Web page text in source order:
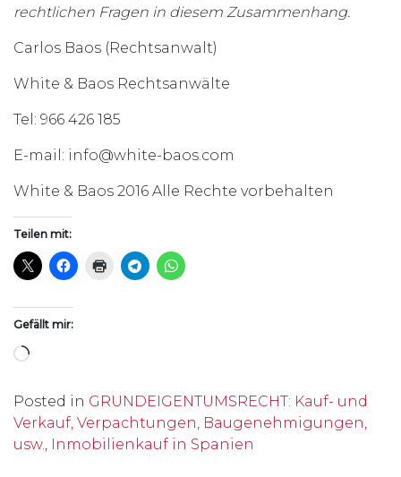
rechtlichen Fragen in diesem Zusammenhang.
Carlos Baos (Rechtsanwalt)
White & Baos Rechtsanwälte
Tel: 966 426 185
E-mail: info@white-baos.com
White & Baos 2016 Alle Rechte vorbehalten
Teilen mit:
Gefällt mir:
Wird geladen …
Posted in GRUNDEIGENTUMSRECHT: Kauf- und
Verkauf, Verpachtungen, Baugenehmigungen,
usw. Inmobilienkauf in Spanien